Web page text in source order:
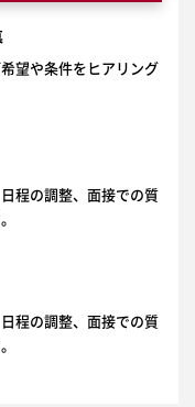
望や条件をヒアリング
程の調整、面接での質
程の調整、面接での質